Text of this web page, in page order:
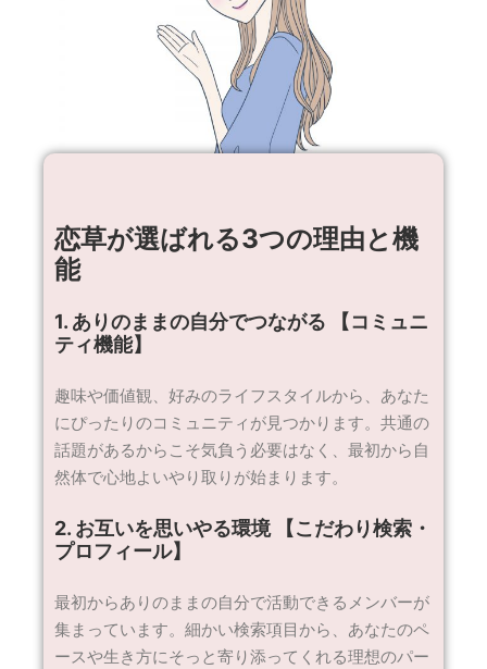
恋草が選ばれる3つの理由と機
能
1. ありのままの自分でつながる 【コミュニ
ティ機能】
趣味や価値観、好みのライフスタイルから、あなた
にぴったりのコミュニティが見つかります。共通の
話題があるからこそ気負う必要はなく、最初から自
然体で心地よいやり取りが始まります。
2. お互いを思いやる環境 【こだわり検索・
プロフィール】
最初からありのままの自分で活動できるメンバーが
集まっています。細かい検索項目から、あなたのペ
ースや生き方にそっと寄り添ってくれる理想のパー